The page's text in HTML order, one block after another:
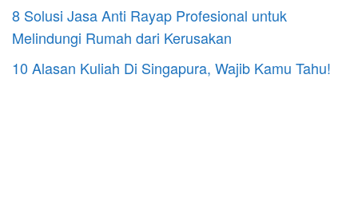
8 Solusi Jasa Anti Rayap Profesional untuk
Melindungi Rumah dari Kerusakan
10 Alasan Kuliah Di Singapura, Wajib Kamu Tahu!